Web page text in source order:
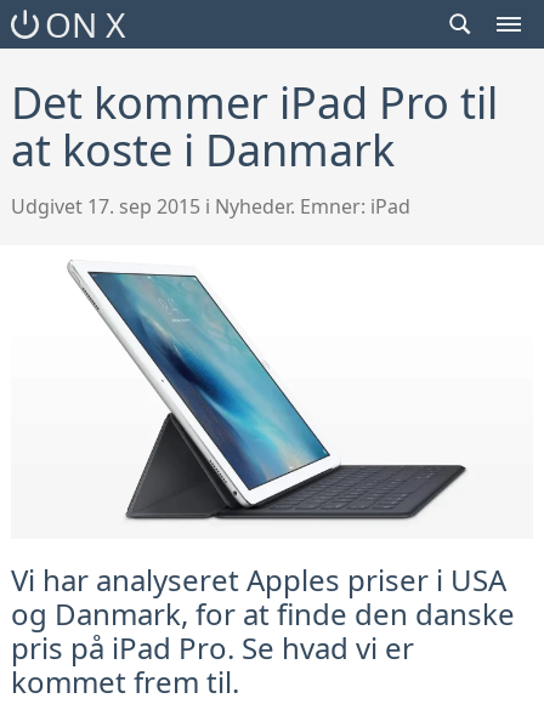
ON X
TOGGLE
Det kommer iPad Pro til
at koste i Danmark
Udgivet 17. sep 2015 i Nyheder. Emner: iPad
Vi har analyseret Apples priser i USA
og Danmark, for at finde den danske
pris på iPad Pro. Se hvad vi er
kommet frem til.